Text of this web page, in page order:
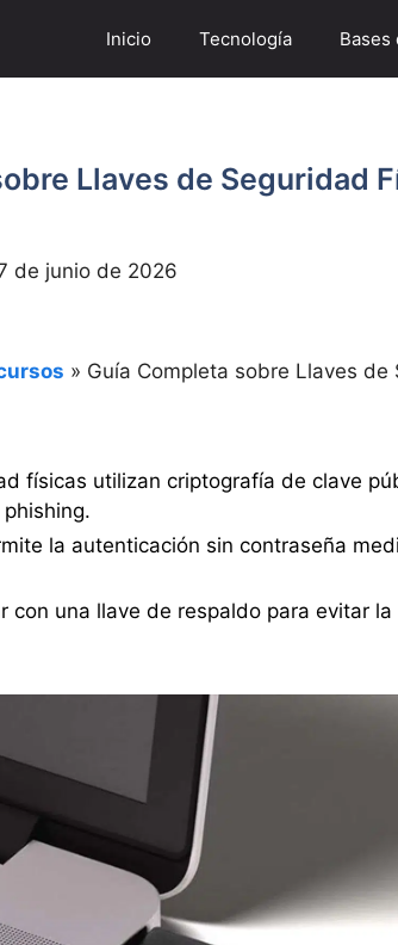
Inicio Tecnología Bases
Llaves de Seguridad
de junio de 2026
» Guía Completa sobre Llaves de
físicas utilizan criptografía de clave
la autenticación sin contraseña
con una llave de respaldo para evitar